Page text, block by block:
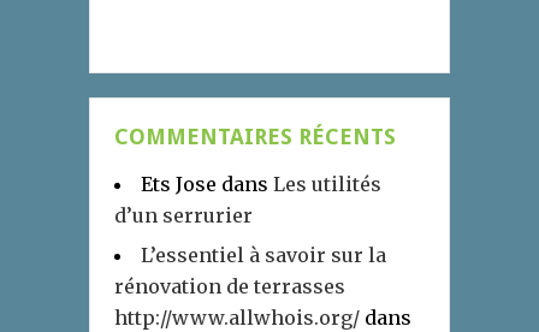
COMMENTAIRES RÉCENTS
Ets Jose dans Les utilités
d’un serrurier
L’essentiel à savoir sur la
rénovation de terrasses
http://www.allwhois.org/ dans